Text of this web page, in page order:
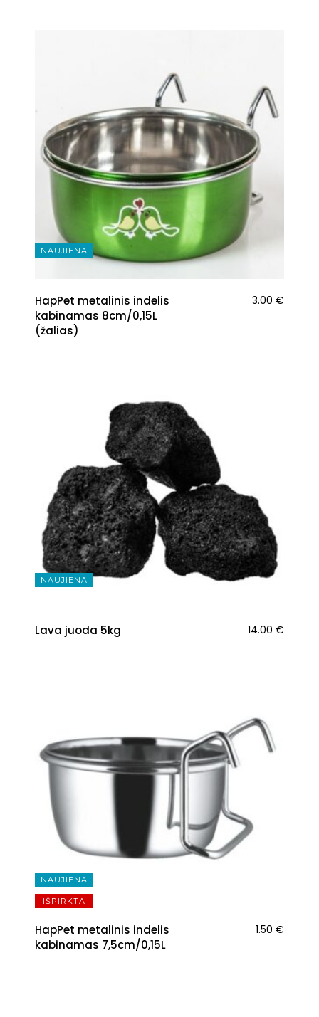
NAUJIENA
HapPet metalinis indelis
kabinamas 8cm/0,15L
(žalias)
3.00 €
NAUJIENA
Lava juoda 5kg 14.00 €
NAUJIENA
IŠPIRKTA
HapPet metalinis indelis
kabinamas 7,5cm/0,15L
1.50 €